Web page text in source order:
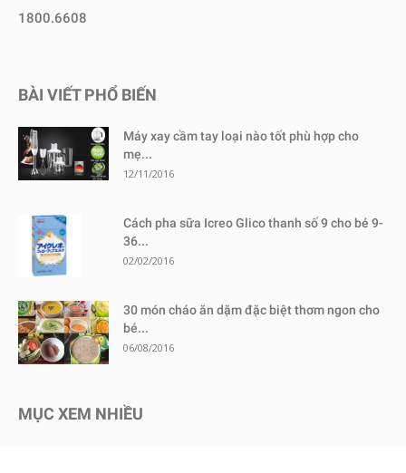
1800.6608
BÀI VIẾT PHỔ BIẾN
Máy xay cầm tay loại nào tốt phù hợp cho
mẹ...
12/11/2016
Cách pha sữa Icreo Glico thanh số 9 cho bé 9-
36...
02/02/2016
30 món cháo ăn dặm đặc biệt thơm ngon cho
bé...
06/08/2016
MỤC XEM NHIỀU